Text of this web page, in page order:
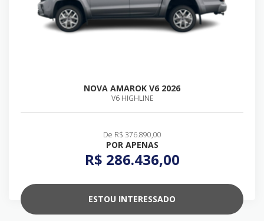
NOVA AMAROK V6 2026
V6 HIGHLINE
De R$ 376.890,00
POR APENAS
R$ 286.436,00
ESTOU INTERESSADO